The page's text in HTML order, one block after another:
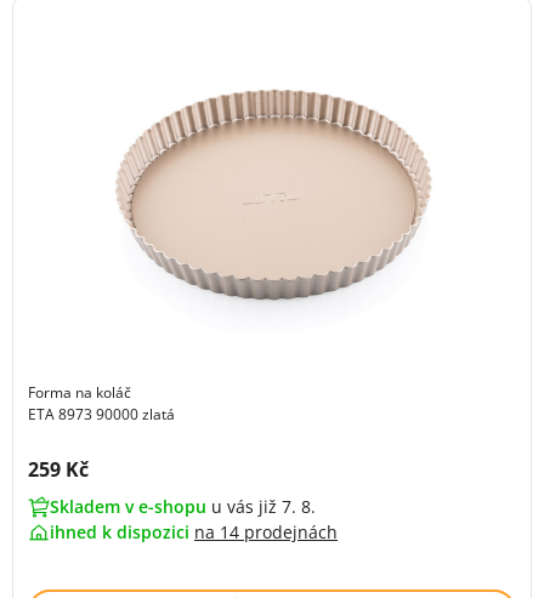
Forma na koláč
ETA 8973 90000 zlatá
Cena s DPH:
259 Kč
Skladem v e-shopu u vás již 7. 8.
ihned k dispozici na 14 prodejnách